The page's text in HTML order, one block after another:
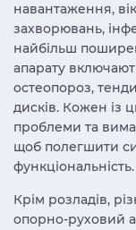
навантаження,
захворювань,
найбільш
апарату
остеопороз,
дисків. Кожен із
проблеми та
щоб полегшити
функціональність.
Крім розладів,
опорно-руховий